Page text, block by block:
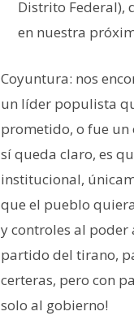
Distrito Federal),
en nuestra
Coyuntura: nos
un líder populista
prometido, o fue un
sí queda claro, es
institucional,
que el pueblo
y controles al poder
partido del tirano,
certeras, pero con
solo al gobierno!